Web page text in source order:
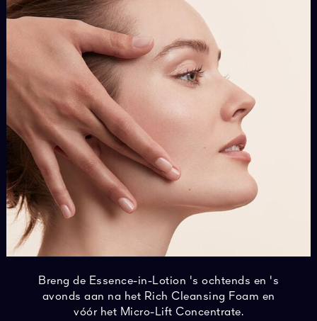
Breng de Essence-in-Lotion 's ochtends en 's
avonds aan na het Rich Cleansing Foam en
vóór het Micro-Lift Concentrate.